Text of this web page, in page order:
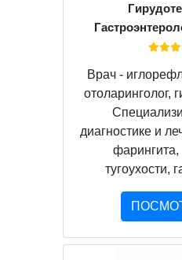
Врач -
отоларинголог,
диагностике и
фарингита,
тугоухости,